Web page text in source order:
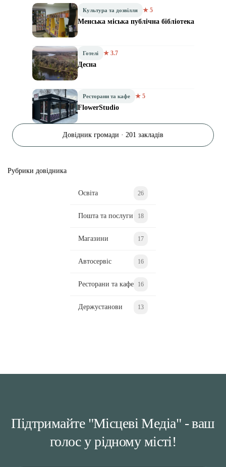
Культура та дозвілля ★ 5
Менська міська публічна бібліотека
Готелі ★ 3.7
Десна
Ресторани та кафе ★ 5
FlowerStudio
Довідник громади · 201 закладів
Рубрики довідника
Освіта 26
Пошта та послуги 18
Магазини 17
Автосервіс 16
Ресторани та кафе 16
Держустанови 13
Підтримайте "Місцеві Медіа" - ваш
голос у рідному місті!